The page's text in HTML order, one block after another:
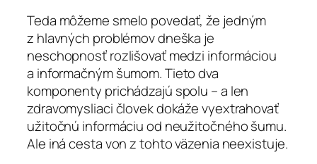
Teda môžeme smelo povedať, že jedným
z hlavných problémov dneška je
neschopnosť rozlišovať medzi informáciou
a informačným šumom. Tieto dva
komponenty prichádzajú spolu – a len
zdravomysliaci človek dokáže vyextrahovať
užitočnú informáciu od neužitočného šumu.
Ale iná cesta von z tohto väzenia neexistuje.